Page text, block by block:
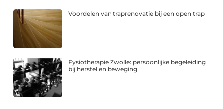
Voordelen van traprenovatie bij een open trap
Fysiotherapie Zwolle: persoonlijke begeleiding
bij herstel en beweging